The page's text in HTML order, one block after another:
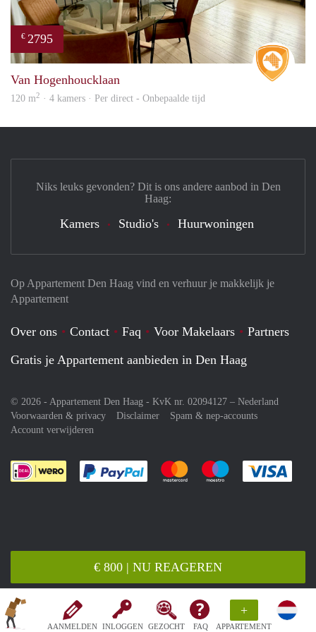
AANMELDEN INLOGGEN GEZOCHT FAQ
+
APPARTEMENT
€ 800 | NU REAGEREN
€ 2795
Van Hogenhoucklaan
120 m2 · 4 kamers · Per direct - Onbepaalde tijd
Op Appartement Den Haag vind en verhuur je makkelijk je
Appartement
Over ons Contact Faq Voor Makelaars
Partners
Gratis je Appartement aanbieden in Den Haag
© 2026 - Appartement Den Haag - KvK nr. 02094127 – Nederland
Voorwaarden & privacy
Disclaimer
Spam & nep-accounts
Account verwijderen
Je rekent gemakkelijk af met Paypal
Je rekent gemakkelijk af met
Je rekent
Niks leuks gevonden? Dit is ons andere aanbod in Den
Haag:
Kamers Studio's Huurwoningen